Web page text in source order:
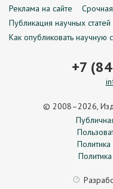
Реклама на сайте
Публикация научных статей
Как опубликовать научную
+7
© 2008–2026,